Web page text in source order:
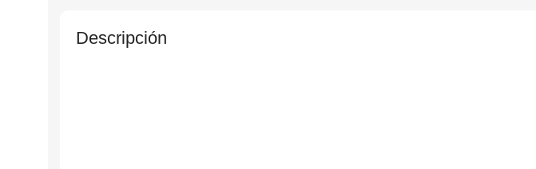
Descripción